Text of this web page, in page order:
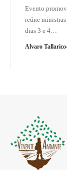
Evento
reúne
dias 3 e 4…
Alvaro Tallarico